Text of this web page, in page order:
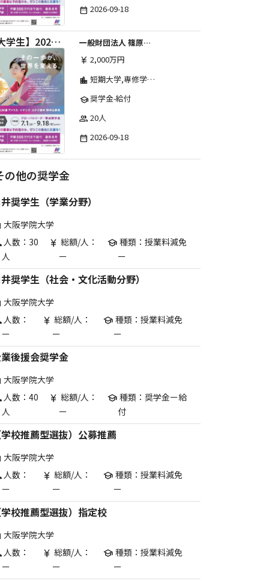
date_range 2026-09-18
【大学生】2026年度 しのはら財団 アメリカ・イギリス・カナダ英語留学奨学金
一般財団法人 篠原欣子記念財団 (海外留学奨学金グループ)
currency_yen 2,000万円
location_city 短期大学,専修学校,高等専門学校,その他,高等学校,大学院,大学
school奨学金-給付
group 20人
date_range 2026-09-18
の他の奨学金
奨学生（学業分野）
大阪学院大学
人数：30
人
currency_yen 総額/人：
ー
school 種類：授業料減免
ー
奨学生（社会・文化活動分野）
大阪学院大学
人数：
ー
currency_yen 総額/人：
ー
school 種類：授業料減免
ー
後援会奨学金
大阪学院大学
人数：40
人
currency_yen 総額/人：
ー
school 種類：奨学金ー給
付
学校推薦型選抜）公募推薦
大阪学院大学
人数：
ー
currency_yen 総額/人：
ー
school 種類：授業料減免
ー
学校推薦型選抜）指定校
大阪学院大学
人数：
ー
currency_yen 総額/人：
ー
school 種類：授業料減免
ー